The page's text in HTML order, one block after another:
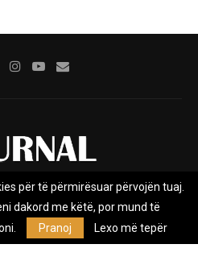
Marketing
Kontakt
Policy
e pavarur, e themeluar në vitin
për të përmirësuar përvojën tuaj.
dakord me këtë, por mund të
Pranoj Lexo më tepër